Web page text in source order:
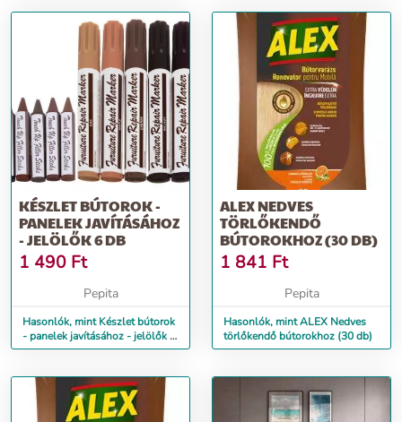
KÉSZLET BÚTOROK -
PANELEK JAVÍTÁSÁHOZ
- JELÖLŐK 6 DB
1 490 Ft
Pepita
Hasonlók, mint Készlet bútorok
- panelek javításához - jelölők 6
db
ALEX NEDVES
TÖRLŐKENDŐ
BÚTOROKHOZ (30 DB)
1 841 Ft
Pepita
Hasonlók, mint ALEX Nedves
törlőkendő bútorokhoz (30 db)